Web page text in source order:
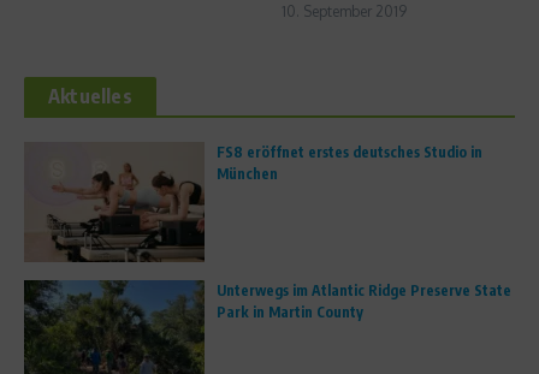
10. September 2019
Aktuelles
FS8 eröffnet erstes deutsches Studio in
München
Unterwegs im Atlantic Ridge Preserve State
Park in Martin County